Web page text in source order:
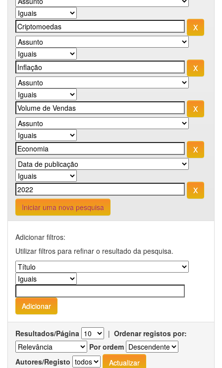
Iniciar uma nova pesquisa
Adicionar filtros:
Utilizar filtros para refinar o resultado da pesquisa.
Resultados/Página | Ordenar registos por:
Por ordem
Autores/Registo